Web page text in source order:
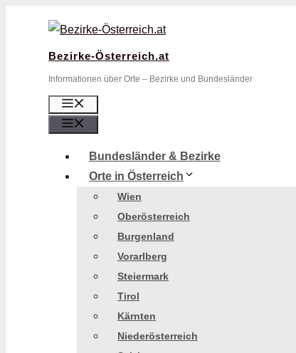
Bezirke-Österreich.at
Informationen über Orte – Bezirke und Bundesländer
Bundesländer & Bezirke
Orte in Österreich
Wien
Oberösterreich
Burgenland
Vorarlberg
Steiermark
Tirol
Kärnten
Niederösterreich